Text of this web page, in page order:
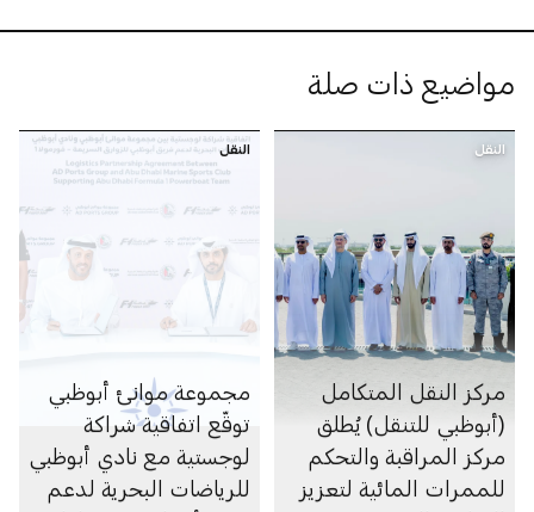
مواضيع ذات صلة
النقل
مركز النقل المتكامل
(أبوظبي للتنقل) يُطلق
مركز المراقبة والتحكم
للممرات المائية لتعزيز
النقل
مجموعة موانئ أبوظبي
توقّع اتفاقية شراكة
لوجستية مع نادي أبوظبي
للرياضات البحرية لدعم